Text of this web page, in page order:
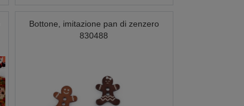
Bottone, imitazione pan di zenzero
830488